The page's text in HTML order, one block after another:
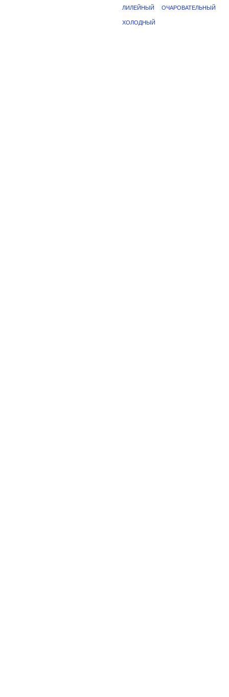
ЛИЛЕЙНЫЙ ОЧАРОВАТЕЛЬНЫЙ
ХОЛОДНЫЙ